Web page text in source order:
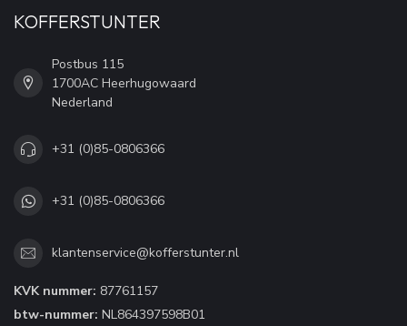
KOFFERSTUNTER
Postbus 115
1700AC Heerhugowaard
Nederland
+31 (0)85-0806366
+31 (0)85-0806366
klantenservice@kofferstunter.nl
KVK nummer: 87761157
btw-nummer: NL864397598B01